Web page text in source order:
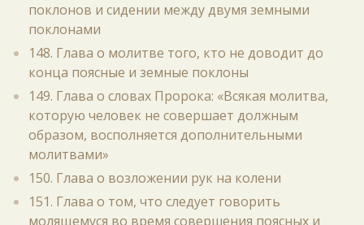
поклонов и сидении между двумя земными
поклонами
148. Глава о молитве того, кто не доводит до
конца поясные и земные поклоны
149. Глава о словах Пророка: «Всякая молитва,
которую человек не совершает должным
образом, восполняется дополнительными
молитвами»
150. Глава о возложении рук на колени
151. Глава о том, что следует говорить
молящемуся во время совершения поясных и